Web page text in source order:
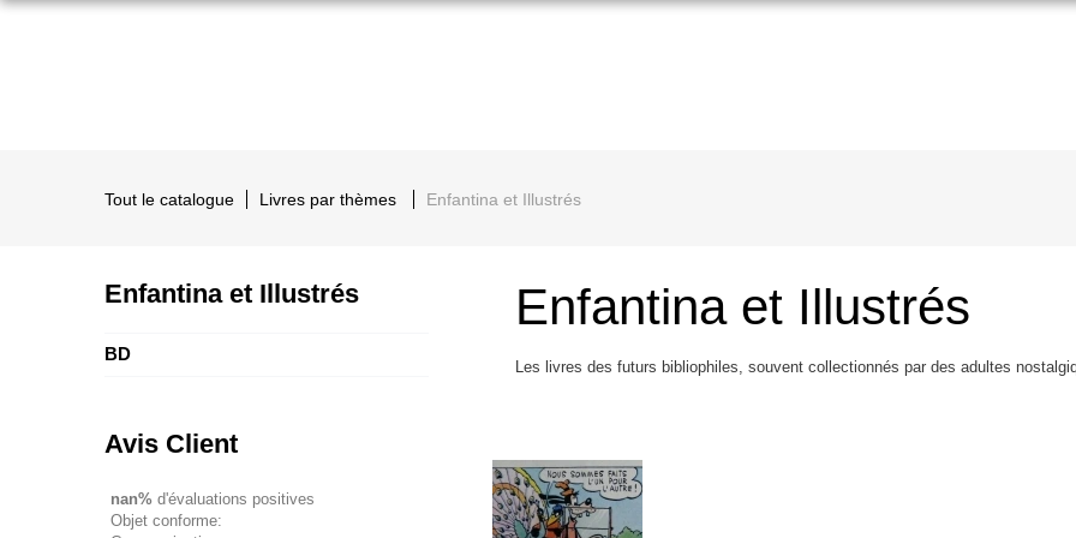
Tout le catalogue Livres par thèmes Enfantina et Illustrés
Enfantina et Illustrés
BD
Avis Client
nan% d'évaluations positives
Objet conforme:
Enfantina et Illustrés
Les livres des futurs bibliophiles, souvent collectionnés par des adultes